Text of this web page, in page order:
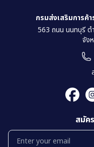
กรมส่งเสริมการค้
563 ถนน นนทบุรี ต
จัง
สมัค